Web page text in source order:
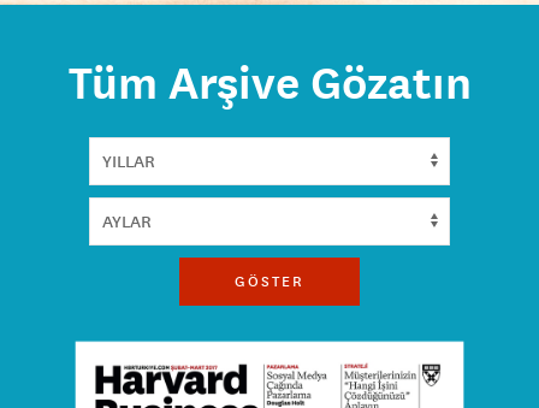
Tüm Arşive Gözatın
GÖSTER